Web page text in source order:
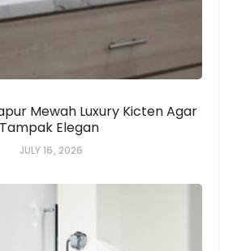
Mewah Luxury Kicten Agar
Tampak Elegan
JULY 16, 2026